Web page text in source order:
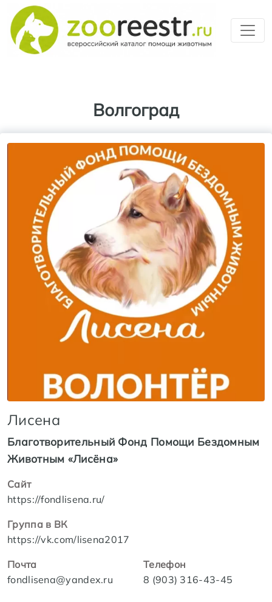
Волгоград
Лисена
Благотворительный Фонд Помощи Бездомным
Животным «Лисёна»
Сайт
https://fondlisena.ru/
Группа в ВК
https://vk.com/lisena2017
Почта
fondlisena@yandex.ru
Телефон
8 (903) 316-43-45